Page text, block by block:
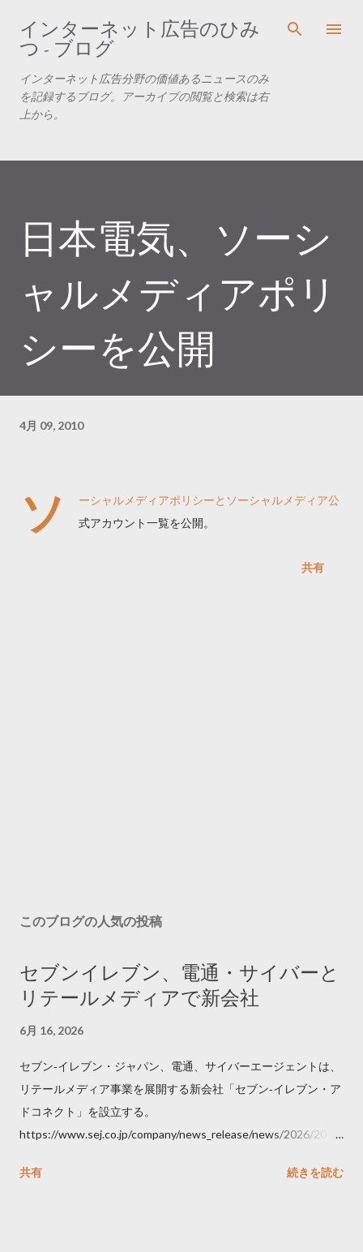
スキップしてメイン コンテンツに移動
インターネット広告のひみ
つ - ブログ
インターネット広告分野の価値あるニュースのみ
を記録するブログ。アーカイブの閲覧と検索は右
上から。
日本電気、ソーシ
ャルメディアポリ
シーを公開
4月 09, 2010
ソ
ーシャルメディアポリシーとソーシャルメディア公
式アカウント一覧を公開。
共有
このブログの人気の投稿
セブンイレブン、電通・サイバーと
リテールメディアで新会社
6月 16, 2026
セブン‐イレブン・ジャパン、電通、サイバーエージェントは、
リテールメディア事業を展開する新会社「セブン‐イレブン・ア
ドコネクト」を設立する。
https://www.sej.co.jp/company/news_release/news/2026/2026
共有
続きを読む